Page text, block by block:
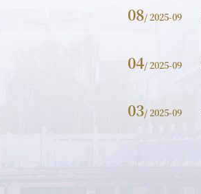
08/ 2025-09
04/ 2025-09
03/ 2025-09